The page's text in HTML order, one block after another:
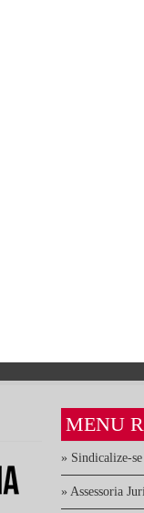
MENU
» Sindicalize-se
» Assessoria